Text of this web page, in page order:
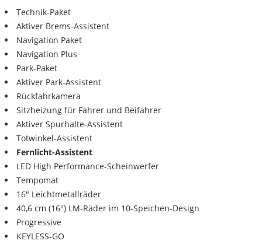
Technik-Paket
Aktiver Brems-Assistent
Navigation Paket
Navigation Plus
Park-Paket
Aktiver Park-Assistent
Rückfahrkamera
Sitzheizung für Fahrer und Beifahrer
Aktiver Spurhalte-Assistent
Totwinkel-Assistent
Fernlicht-Assistent
LED High Performance-Scheinwerfer
Tempomat
16" Leichtmetallräder
40,6 cm (16'') LM-Räder im 10-Speichen-Design
Progressive
KEYLESS-GO